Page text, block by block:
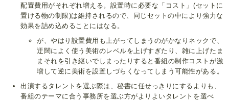
配置費用がそれぞれ増える。設置時に必要な「コスト」(セットに
置ける物の制限)は維持されるので、同じセットの中により強力な
効果を詰め込めることにはなる。
が、やはり設置費用も上がってしまうのがかなりネックで、
迂闊によく使う美術のレベルを上げすぎたり、雑に上げたま
まそれを引き継いでしまったりすると番組の制作コストが激
増して逆に美術を設置しづらくなってしまう可能性がある。
出演するタレントを選ぶ際は、秘書に任せっきりにするよりも、
番組のテーマに合う事務所を選ぶ方がよりよいタレントを選べ